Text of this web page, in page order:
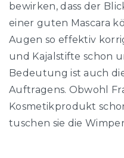
bewirken, dass der
einer guten Mascara
Augen so effektiv
und Kajalstifte schon
Bedeutung ist auch
Auftragens. Obwohl
Kosmetikprodukt
tuschen sie die